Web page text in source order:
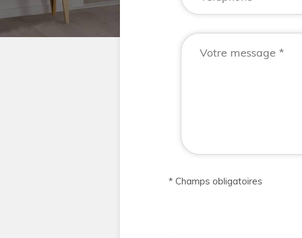
* Champs obligatoires